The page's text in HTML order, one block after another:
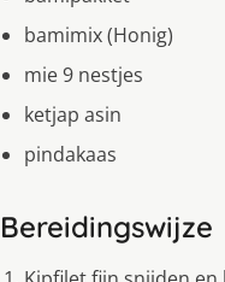
bamimix (Honig)
mie 9 nestjes
ketjap asin
pindakaas
Bereidingswijze